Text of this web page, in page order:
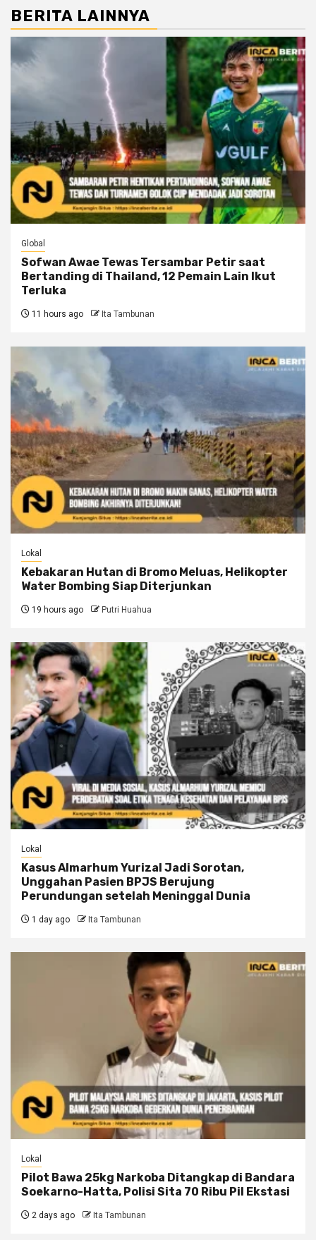
BERITA LAINNYA
Global
Sofwan Awae Tewas Tersambar Petir saat
Bertanding di Thailand, 12 Pemain Lain Ikut
Terluka
11 hours ago Ita Tambunan
Lokal
Kebakaran Hutan di Bromo Meluas, Helikopter
Water Bombing Siap Diterjunkan
19 hours ago Putri Huahua
Lokal
Kasus Almarhum Yurizal Jadi Sorotan,
Unggahan Pasien BPJS Berujung
Perundungan setelah Meninggal Dunia
1 day ago Ita Tambunan
Lokal
Pilot Bawa 25kg Narkoba Ditangkap di Bandara
Soekarno-Hatta, Polisi Sita 70 Ribu Pil Ekstasi
2 days ago Ita Tambunan